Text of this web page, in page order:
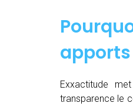
Exxactitude
transparence le